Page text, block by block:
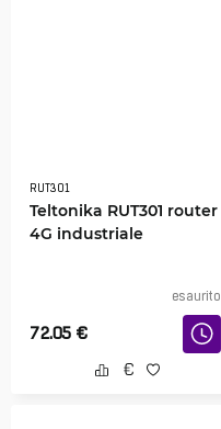
RUT301
Teltonika RUT301 router
4G industriale
esaurito
72.05 €